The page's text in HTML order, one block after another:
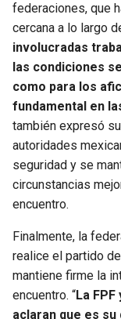
federaciones, que
cercana a lo largo
involucradas
las condiciones
como para los
fundamental en
también expresó
autoridades
seguridad y se
circunstancias
encuentro.
Finalmente, la
realice el partido
mantiene firme la
encuentro. “La
aclaran que es